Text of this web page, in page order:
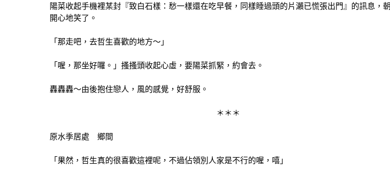
陽菜收起手機裡某封『致白石樣：愁一樣還在吃早餐，同樣睡過頭的片瀨已慌張出門』的訊息，
開心地笑了。
「那走吧，去哲生喜歡的地方～」
「喔，那坐好囉。」搔搔頭收起心虛，要陽菜抓緊，約會去。
轟轟轟～由後抱住戀人，風的感覺，好舒服。
＊＊＊
原水季居處 鄉間
「果然，哲生真的很喜歡這裡呢，不過佔領別人家是不行的喔，嘻」